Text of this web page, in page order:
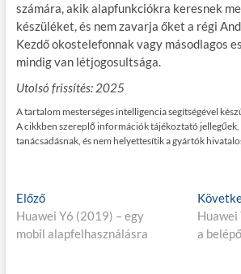
számára, akik alapfunkciókra keresnek
készüléket, és nem zavarja őket a régi
Kezdő okostelefonnak vagy másodlagos
mindig van létjogosultsága.
Utolsó frissítés: 2025
A tartalom mesterséges intelligencia segítségével
A cikkben szereplő információk tájékoztató
tanácsadásnak, és nem helyettesítik a gyártók
Bejegyzés
navigáció
ElőzőE
l
ő
Huawei Y6 (2019) – egy
mobil alapfelhasználásra
Huawei
a